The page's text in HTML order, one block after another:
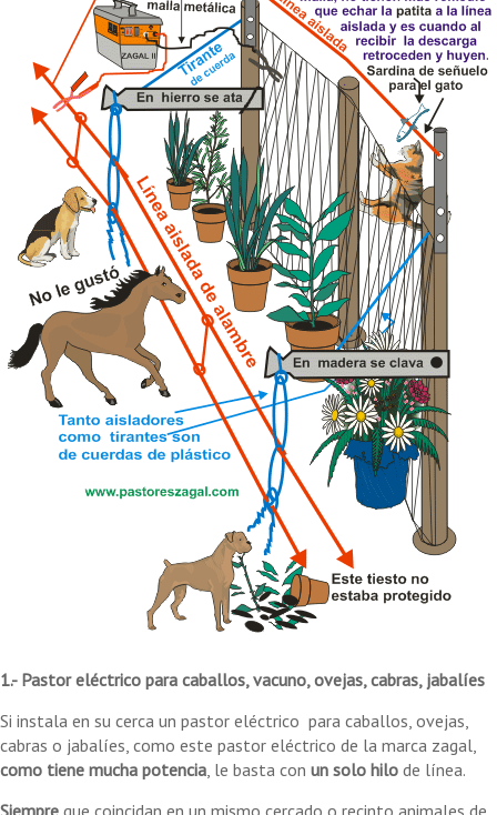
1.- Pastor eléctrico para caballos, vacuno, ovejas, cabras, jabalíes
Si instala en su cerca un pastor eléctrico para caballos, ovejas,
cabras o jabalíes, como este pastor eléctrico de la marca zagal,
como tiene mucha potencia, le basta con un solo hilo de línea.
Siempre que coincidan en un mismo cercado o recinto animales de